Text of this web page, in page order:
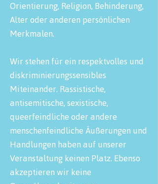
Orientierung, Religion, Behinderung,
Alter oder anderen persönlichen
Merkmalen. ​
Wir stehen für ein respektvolles und
diskriminierungssensibles
Miteinander. Rassistische,
antisemitische, sexistische,
queerfeindliche oder andere
menschenfeindliche Äußerungen und
Handlungen haben auf unserer
Veranstaltung keinen Platz. Ebenso
akzeptieren wir keine